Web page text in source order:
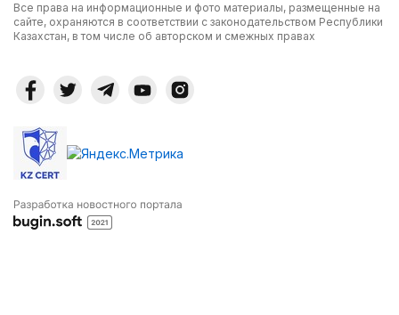
Все права на информационные и фото материалы, размещенные на
сайте, охраняются в соответствии с законодательством Республики
Казахстан, в том числе об авторском и смежных правах